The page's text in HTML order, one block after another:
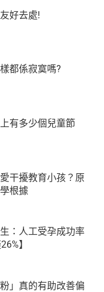
好去處!
都係寂寞嗎?
有多少個兒童節
干擾教育小孩？原
根據
生：人工受孕成功率
】
粉」真的有助改善偏